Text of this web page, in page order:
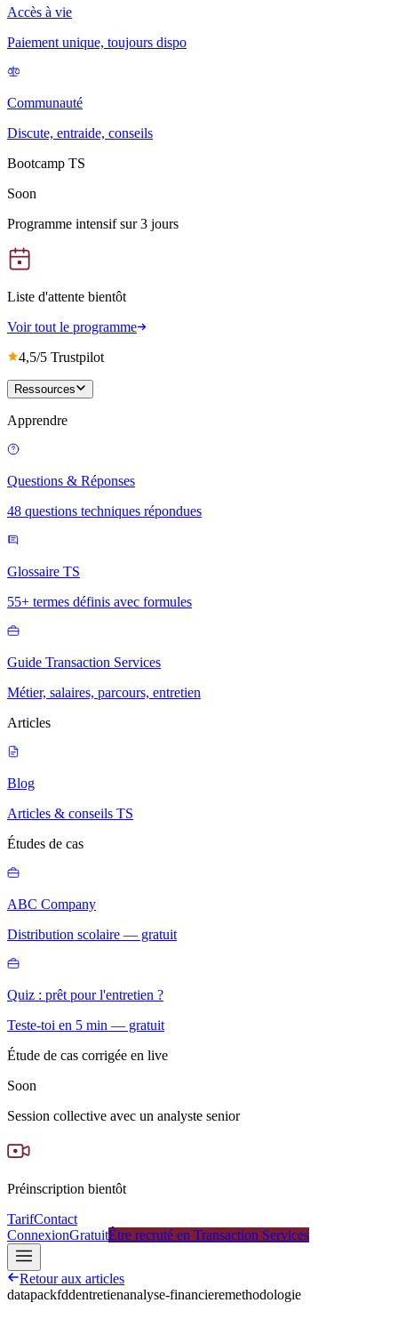
Accès à vie
Paiement unique, toujours dispo
Communauté
Discute, entraide, conseils
Bootcamp TS
Soon
Programme intensif sur 3 jours
Liste d'attente bientôt
Voir tout le programme
4,5/5 Trustpilot
Ressources
Apprendre
Questions & Réponses
48 questions techniques répondues
Glossaire TS
55+ termes définis avec formules
Guide Transaction Services
Métier, salaires, parcours, entretien
Articles
Blog
Articles & conseils TS
Études de cas
ABC Company
Distribution scolaire — gratuit
Quiz : prêt pour l'entretien ?
Teste-toi en 5 min — gratuit
Étude de cas corrigée en live
Soon
Session collective avec un analyste senior
Préinscription bientôt
TarifContact
ConnexionGratuitÊtre recruté en Transaction Services
Retour aux articles
datapackfddentretienanalyse-financieremethodologie